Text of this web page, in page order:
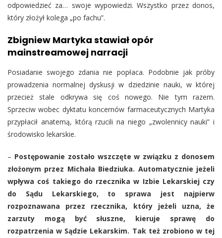
odpowiedzieć za… swoje wypowiedzi. Wszystko przez donos,
który złożył kolega „po fachu”.
Zbigniew Martyka stawiał opór
mainstreamowej narracji
Posiadanie swojego zdania nie popłaca. Podobnie jak próby
prowadzenia normalnej dyskusji w dziedzinie nauki, w której
przecież stale odkrywa się coś nowego. Nie tym razem.
Sprzeciw wobec dyktatu koncernów farmaceutycznych Martyka
przypłacił anatemą, którą rzucili na niego „zwolennicy nauki” i
środowisko lekarskie.
– Postępowanie zostało wszczęte w związku z donosem
złożonym przez Michała Biedziuka. Automatycznie jeżeli
wpływa coś takiego do rzecznika w Izbie Lekarskiej czy
do Sądu Lekarskiego, to sprawa jest najpierw
rozpoznawana przez rzecznika, który jeżeli uzna, że
zarzuty mogą być słuszne, kieruje sprawę do
rozpatrzenia w Sądzie Lekarskim. Tak też zrobiono w tej